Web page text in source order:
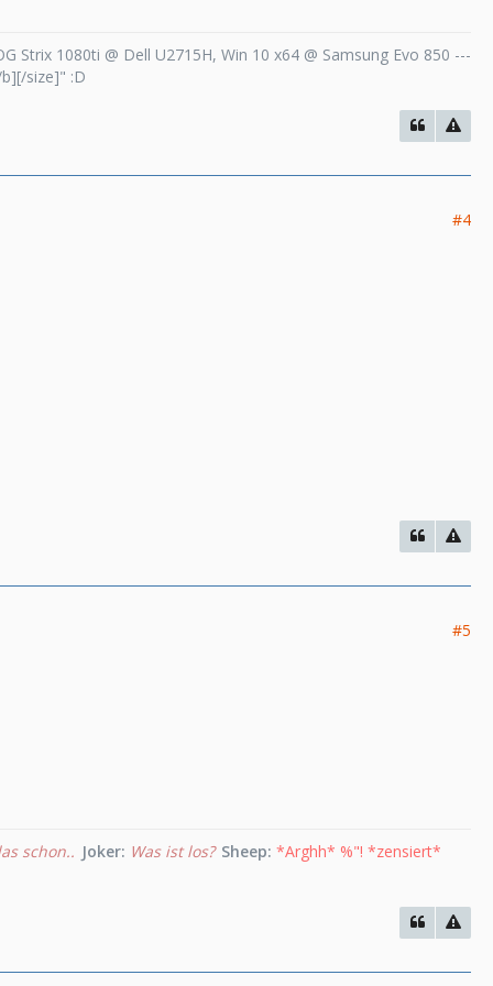
Strix 1080ti @ Dell U2715H, Win 10 x64 @ Samsung Evo 850 ---
size]" :D
#4
#5
schon.. Joker: Was ist los? Sheep: *Arghh* %"! *zensiert*